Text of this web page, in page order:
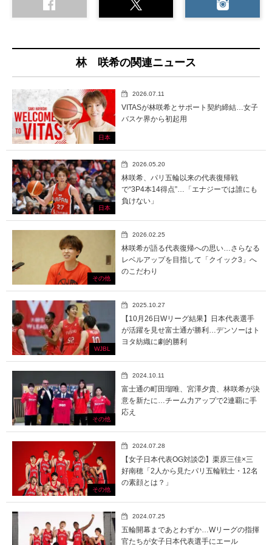
林 咲希の関連ニュース
日本
2026.07.11
VITASが林咲希とサポート契約締結…女子
バスケ界から初起用
日本
2026.05.20
林咲希、パリ五輪以来の代表復帰戦
で“3P4本14得点”…「エナジーでは誰にも
負けない」
その他
2026.02.25
林咲希が語る代表復帰への思い…さらなる
レベルアップを目指して「クイック3」へ
のこだわり
WJBL
2025.10.27
【10月26日Wリーグ結果】日本代表選手
が活躍を見せ富士通が勝利…デンソーはト
ヨタ紡織に劇的勝利
その他
2024.10.11
富士通の町田瑠唯、宮澤夕貴、林咲希が決
意を新たに…チーム力アップで2連覇に手
応え
その他
2024.07.28
【女子日本代表OG対談②】栗原三佳×三
好南穂「2人から見たパリ五輪戦士・12名
の素顔とは？」
2024.07.25
五輪開幕まであとわずか…Wリーグの指揮
官たちが女子日本代表選手にエール